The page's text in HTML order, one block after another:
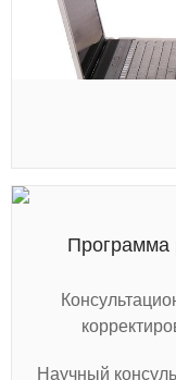
Программа
Научный